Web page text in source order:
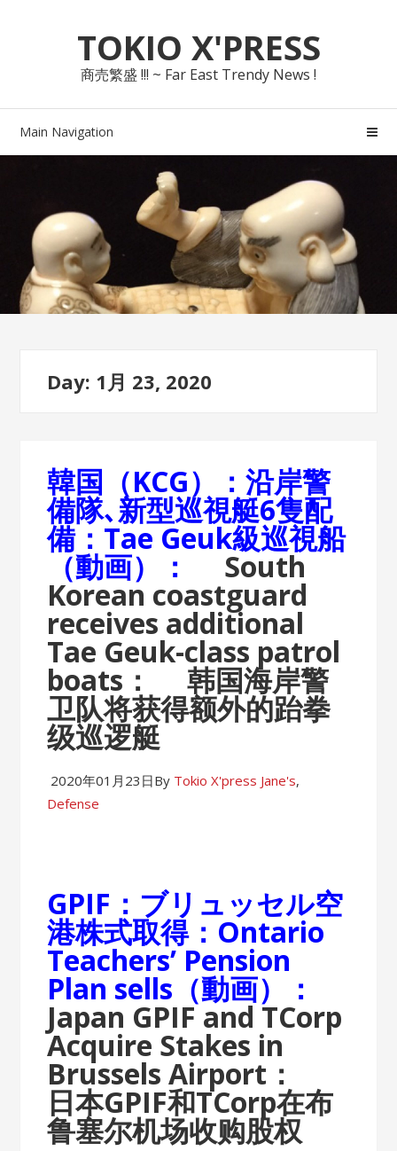
navigationTOKIO X'PRESS
商売繁盛 !!! ~ Far East Trendy News !
Main Navigation
Day: 1月 23, 2020
韓国（KCG）：沿岸警
備隊､新型巡視艇6隻配
備：Tae Geuk級巡視船
（動画）： South
Korean coastguard
receives additional
Tae Geuk-class patrol
boats： 韩国海岸警
卫队将获得额外的跆拳
级巡逻艇
2020年01月23日By Tokio X'press Jane's,
Defense
GPIF：ブリュッセル空
港株式取得：Ontario
Teachers’ Pension
Plan sells（動画）：
Japan GPIF and TCorp
Acquire Stakes in
Brussels Airport：
日本GPIF和TCorp在布
鲁塞尔机场收购股权